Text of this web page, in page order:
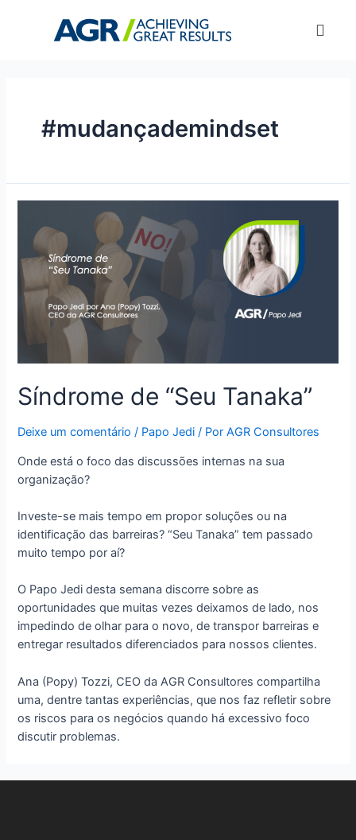
#mudançademindset
Síndrome de “Seu Tanaka”
Deixe um comentário / Papo Jedi / PorAGR Consultores
Onde está o foco das discussões internas na sua
organização?
Investe-se mais tempo em propor soluções ou na
identificação das barreiras? “Seu Tanaka” tem passado
muito tempo por aí?
O Papo Jedi desta semana discorre sobre as
oportunidades que muitas vezes deixamos de lado, nos
impedindo de olhar para o novo, de transpor barreiras e
entregar resultados diferenciados para nossos clientes.
Ana (Popy) Tozzi, CEO da AGR Consultores compartilha
uma, dentre tantas experiências, que nos faz refletir sobre
os riscos para os negócios quando há excessivo foco
discutir problemas.